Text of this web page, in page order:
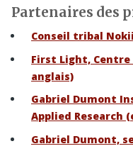
Partenaires des
Conseil tribal
First Light, Centre
anglais)
Gabriel Dumont
Applied Research
Gabriel Dumont,